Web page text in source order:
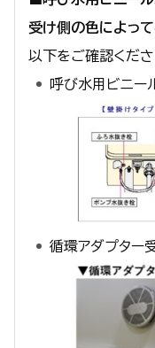
受け側の色によって
以下をご確認くださ
呼び水用ビニー
循環アダプター